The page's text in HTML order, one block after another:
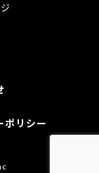
ポリシー